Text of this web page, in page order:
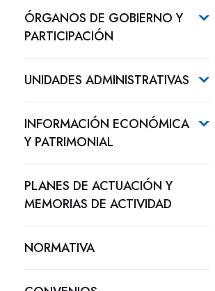
ÓRGANOS DE GOBIERNO Y
PARTICIPACIÓN
UNIDADES ADMINISTRATIVAS
INFORMACIÓN ECONÓMICA
Y PATRIMONIAL
PLANES DE ACTUACIÓN Y
MEMORIAS DE ACTIVIDAD
NORMATIVA